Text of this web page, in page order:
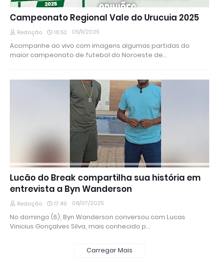
Campeonato Regional Vale do Urucuia 2025
Redação 16:52 05/11/2025
Acompanhe ao vivo com imagens algumas partidas do
maior campeonato de futebol do Noroeste de…
Lucão do Break compartilha sua história em
entrevista a Byn Wanderson
Redação 17:49 08/07/2025
No domingo (6), Byn Wanderson conversou com Lucas
Vinicius Gonçalves Silva, mais conhecido p…
Carregar Mais